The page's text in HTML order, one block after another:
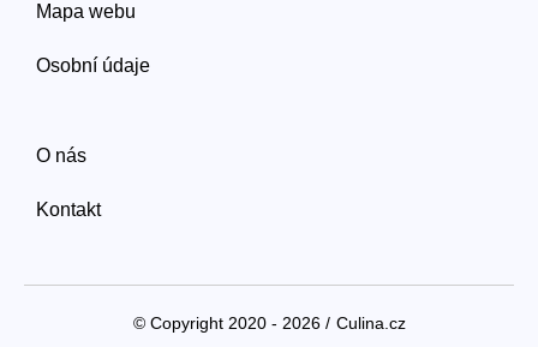
Mapa webu
Osobní údaje
O nás
Kontakt
© Copyright 2020 - 2026 / Culina.cz